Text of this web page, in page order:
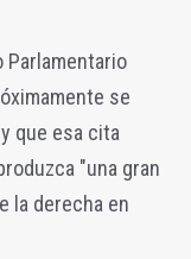
Parlamentario
se
que esa cita
"una gran
la derecha en